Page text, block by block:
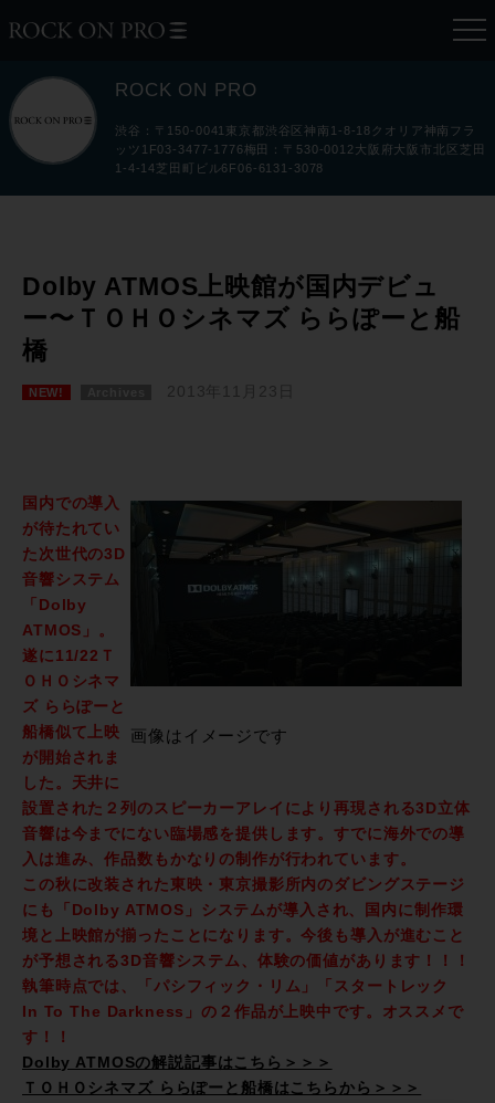
ROCK ON PRO
渋谷：〒150-0041東京都渋谷区神南1-8-18クオリア神南フラ
ッツ1F03-3477-1776梅田：〒530-0012大阪府大阪市北区芝田
1-4-14芝田町ビル6F06-6131-3078
Dolby ATMOS上映館が国内デビュ
ー〜ＴＯＨＯシネマズ ららぽーと船
橋
NEW! 2013年11月23日
画像はイメージです
国内での導入
が待たれてい
た次世代の3D
音響システム
「Dolby
ATMOS」。
遂に11/22Ｔ
ＯＨＯシネマ
ズ ららぽーと
船橋似て上映
が開始されま
した。天井に
設置された２列のスピーカーアレイにより再現される3D立体
音響は今までにない臨場感を提供します。すでに海外での導
入は進み、作品数もかなりの制作が行われています。
この秋に改装された東映・東京撮影所内のダビングステージ
にも「Dolby ATMOS」システムが導入され、国内に制作環
境と上映館が揃ったことになります。今後も導入が進むこと
が予想される3D音響システム、体験の価値があります！！！
執筆時点では、「パシフィック・リム」「スタートレック
In To The Darkness」の２作品が上映中です。オススメで
す！！
Dolby ATMOSの解説記事はこちら＞＞＞
ＴＯＨＯシネマズ ららぽーと船橋はこちらから＞＞＞